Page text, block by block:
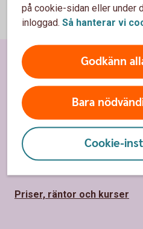
på cookie-sidan eller under
inloggad. Så hanterar vi
Godkänn
Bara
Cookie-
Sidfot
Hitta snabbt
Kundservice
Spärrhjälp
Hitta bankkontor
Priser, räntor och kurser